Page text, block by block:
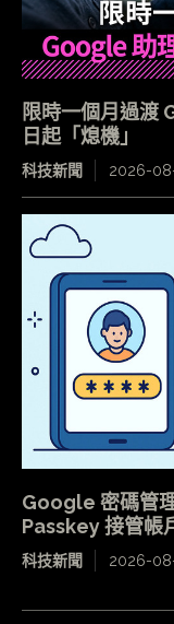
限時一個月過渡
日起「熄機」
科技新聞 2026-
Google 密碼管
Passkey 接管帳
科技新聞 2026-